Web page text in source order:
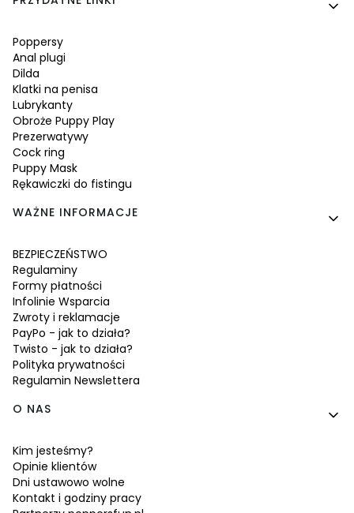
Poppersy
Anal plugi
Dilda
Klatki na penisa
Lubrykanty
Obroże Puppy Play
Prezerwatywy
Cock ring
Puppy Mask
Rękawiczki do fistingu
WAŻNE INFORMACJE
BEZPIECZEŃSTWO
Regulaminy
Formy płatności
Infolinie Wsparcia
Zwroty i reklamacje
PayPo - jak to działa?
Twisto - jak to działa?
Polityka prywatności
Regulamin Newslettera
O NAS
Kim jesteśmy?
Opinie klientów
Dni ustawowo wolne
Kontakt i godziny pracy